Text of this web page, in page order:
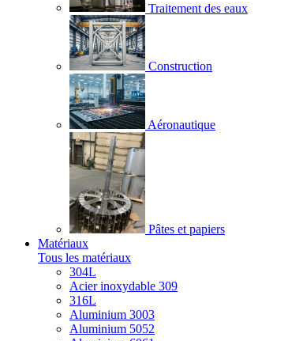
Traitement des eaux
Construction
Aéronautique
Pâtes et papiers
Matériaux
Tous les matériaux
304L
Acier inoxydable 309
316L
Aluminium 3003
Aluminium 5052